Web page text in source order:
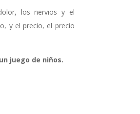
los nervios y el
y el precio, el precio
juego de niños.